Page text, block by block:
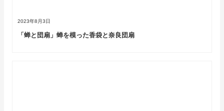
2023年8月3日
「蝉と団扇」蝉を模った香袋と奈良団扇